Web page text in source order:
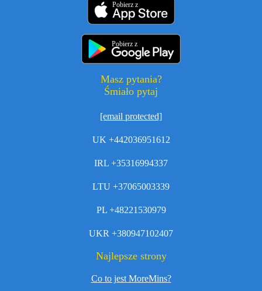
Pobierz z
Pobierz z
Masz pytania?
Śmiało pytaj
[email protected]
UK +442036951612
IRL +35316994337
LTU +37065003339
PL +48221530979
UKR +380947102407
Najlepsze strony
Co to jest MoreMins?